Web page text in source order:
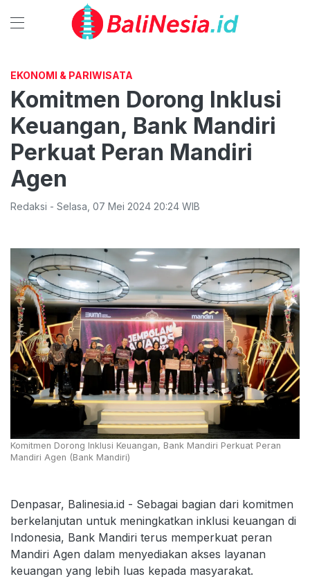
EKONOMI & PARIWISATA
Komitmen Dorong Inklusi
Keuangan, Bank Mandiri
Perkuat Peran Mandiri
Agen
Redaksi - Selasa 07 Mei 2024 20:24 WIB
Komitmen Dorong Inklusi Keuangan, Bank Mandiri Perkuat Peran
Mandiri Agen (Bank Mandiri)
Denpasar, Balinesia.id - Sebagai bagian dari komitmen
berkelanjutan untuk meningkatkan inklusi keuangan di
Indonesia, Bank Mandiri terus memperkuat peran
Mandiri Agen dalam menyediakan akses layanan
keuangan yang lebih luas kepada masyarakat.